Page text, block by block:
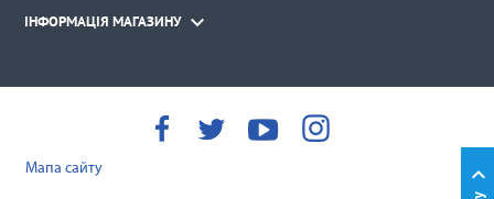

ІНФОРМАЦІЯ МАГАЗИНУ 
Мапа сайту